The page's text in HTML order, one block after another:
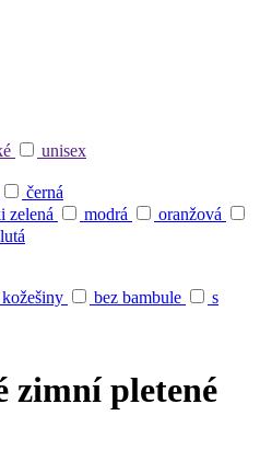
unisex
černá
zelená modrá
oranžová
bez bambule
s
zimní pletené